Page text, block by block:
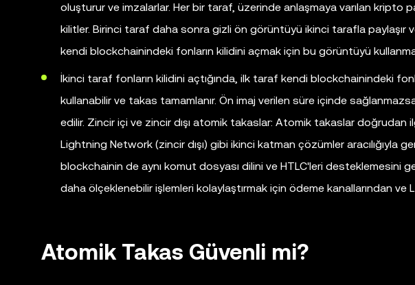
oluşturur ve imzalarlar. Her bir taraf, üzerinde anlaşmaya varılan kripto
kilitler. Birinci taraf daha sonra gizli ön görüntüyü ikinci tarafla paylaşır
kendi blockchainindeki fonların kilidini açmak için bu görüntüyü
İkinci taraf fonların kilidini açtığında, ilk taraf kendi blockchainindeki
kullanabilir ve takas tamamlanır. Ön imaj verilen süre içinde
edilir. Zincir içi ve zincir dışı atomik takaslar: Atomik takaslar
Lightning Network (zincir dışı) gibi ikinci katman çözümler aracılığıyla
blockchainin de aynı komut dosyası dilini ve HTLC'leri desteklemesini
daha ölçeklenebilir işlemleri kolaylaştırmak için ödeme kanallarından
Atomik Takas Güvenli mi?